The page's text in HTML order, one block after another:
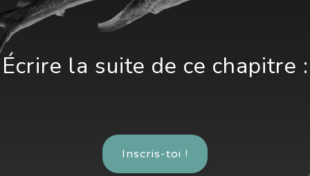
Écrire la suite de ce chapitre :
Inscris-toi !